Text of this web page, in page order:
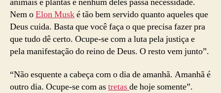
Nem oElon Muské tão bem servido quanto aqueles que
Deus cuida. Basta que você faça o que precisa fazer pra
que tudo dê certo. Ocupe-se com a luta pela justiça e
pela manifestação do reino de Deus. O resto vem junto”.
“Não esquente a cabeça com o dia de amanhã. Amanhã é
outro dia. Ocupe-se com astretasde hoje somente”.